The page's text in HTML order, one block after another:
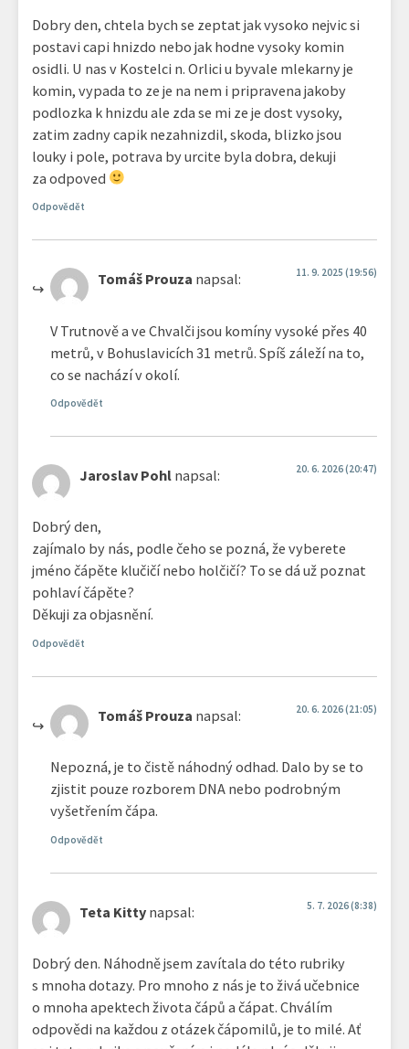
Dobry den, chtela bych se zeptat jak vysoko nejvic si
postavi capi hnizdo nebo jak hodne vysoky komin
osidli. U nas v Kostelci n. Orlici u byvale mlekarny je
komin, vypada to ze je na nem i pripravena jakoby
podlozka k hnizdu ale zda se mi ze je dost vysoky,
zatim zadny capik nezahnizdil, skoda, blizko jsou
louky i pole, potrava by urcite byla dobra, dekuji
za odpoved
Odpovědět
Tomáš Prouza napsal: 11. 9. 2025 (19:56)
V Trutnově a ve Chvalči jsou komíny vysoké přes 40
metrů, v Bohuslavicích 31 metrů. Spíš záleží na to,
co se nachází v okolí.
Odpovědět
Jaroslav Pohl napsal: 20. 6. 2026 (20:47)
Dobrý den,
zajímalo by nás, podle čeho se pozná, že vyberete
jméno čápěte klučičí nebo holčičí? To se dá už poznat
pohlaví čápěte?
Děkuji za objasnění.
Odpovědět
Tomáš Prouza napsal: 20. 6. 2026 (21:05)
Nepozná, je to čistě náhodný odhad. Dalo by se to
zjistit pouze rozborem DNA nebo podrobným
vyšetřením čápa.
Odpovědět
Teta Kitty napsal: 5. 7. 2026 (8:38)
Dobrý den. Náhodně jsem zavítala do této rubriky
s mnoha dotazy. Pro mnoho z nás je to živá učebnice
o mnoha apektech života čápů a čápat. Chválím
odpovědi na každou z otázek čápomilů, je to milé. Ať